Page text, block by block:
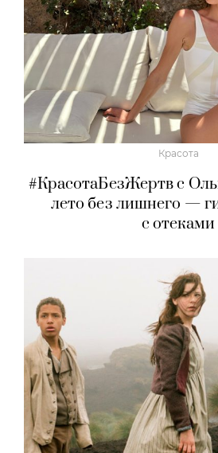
Красота
#КрасотаБезЖертв с
лето без лишнего —
с отеками